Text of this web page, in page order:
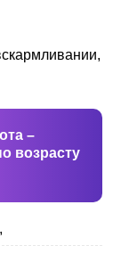
–
возрасту